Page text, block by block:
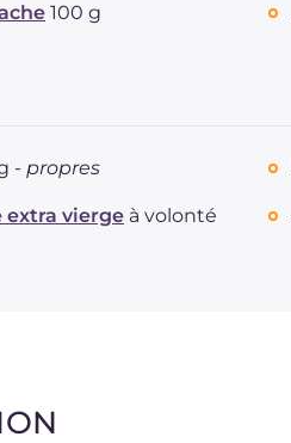
100 g
- propres
extra vierge à volonté